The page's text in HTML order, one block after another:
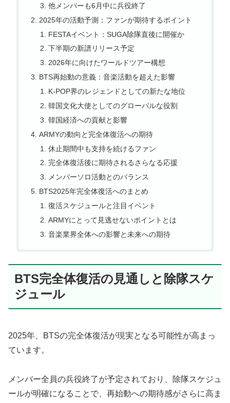
他メンバーも6月中に兵役終了
2025年の活動予測：ファンが期待するポイント
FESTAイベント：SUGA除隊直後に開催か
下半期の新譜リリース予定
2026年に向けたワールドツアー構想
BTS再始動の意義：音楽活動を超えた影響
K-POP界のレジェンドとしての新たな地位
韓国文化大使としてのグローバルな役割
韓国経済への貢献と影響
ARMYの動向と完全体復活への期待
休止期間中も支持を続けるファン
完全体復活後に期待されるさらなる応援
メンバーソロ活動とのバランス
BTS2025年完全体復活へのまとめ
復活スケジュールと注目イベント
ARMYにとって見逃せないポイントとは
音楽業界全体への影響と未来への期待
BTS完全体復活の見通しと除隊スケ
ジュール
2025年、BTSの完全体復活が現実となる可能性が高まっ
ています。
メンバー全員の兵役終了が予定されており、除隊スケジュ
ールが明確になることで、再始動への期待感がさらに高ま